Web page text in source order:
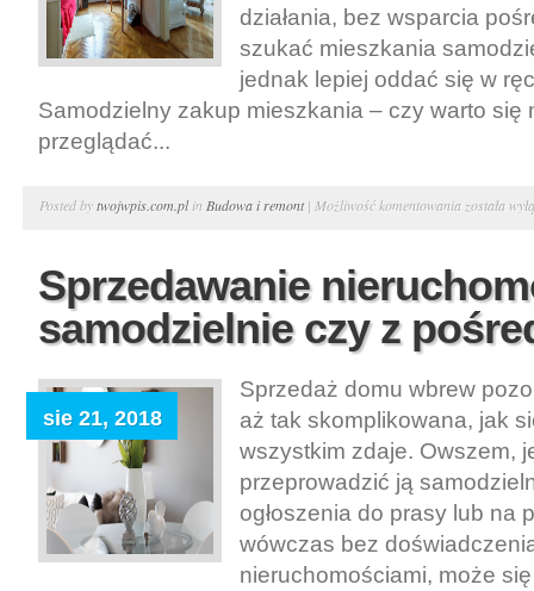
działania, bez wsparcia
szukać mieszkania
jednak lepiej oddać się w
Samodzielny zakup mieszkania – czy warto się
przeglądać...
Posted bytwojwpis.com.plin Budowa i remont| Możliwość komentowania Sposoby
mieszkania
została
Sprzedawanie
samodzielnie czy z
sie 21, 2018
Sprzedaż domu wbrew
aż tak skomplikowana, jak
wszystkim zdaje. Owszem,
przeprowadzić ją
ogłoszenia do prasy lub na
wówczas bez
nieruchomościami, może